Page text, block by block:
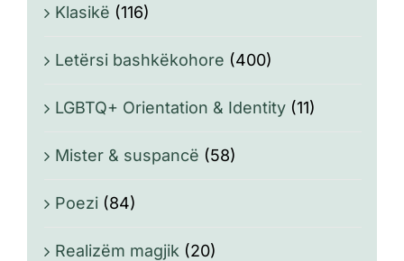
Klasikë (116)
Letërsi bashkëkohore (400)
LGBTQ+ Orientation & Identity (11)
Mister & suspancë (58)
Poezi (84)
Realizëm magjik (20)